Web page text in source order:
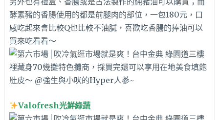
酵素豬的香腸使用的都是前腿肉的部位，一包180元，口
感吃起來會比較Q也比較不油膩，喜歡吃香腸的捧油可以
買來吃看看～
Valofresh光鮮綠蔬